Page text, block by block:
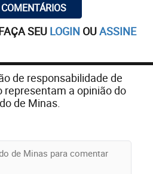
SEU LOGIN OUASSINE
de responsabilidade de
representam a opinião do
de Minas.